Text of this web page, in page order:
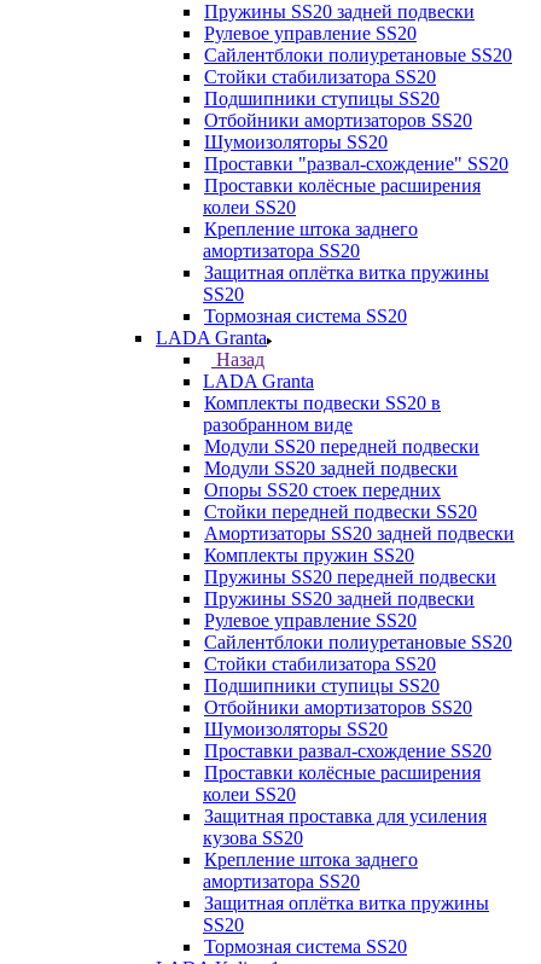
Пружины SS20 задней подвески
Рулевое управление SS20
Сайлентблоки полиуретановые SS20
Стойки стабилизатора SS20
Подшипники ступицы SS20
Отбойники амортизаторов SS20
Шумоизоляторы SS20
Проставки "развал-схождение" SS20
Проставки колёсные расширения
колеи SS20
Крепление штока заднего
амортизатора SS20
Защитная оплётка витка пружины
SS20
Тормозная система SS20
LADA Granta
Назад
LADA Granta
Комплекты подвески SS20 в
разобранном виде
Модули SS20 передней подвески
Модули SS20 задней подвески
Опоры SS20 стоек передних
Стойки передней подвески SS20
Амортизаторы SS20 задней подвески
Комплекты пружин SS20
Пружины SS20 передней подвески
Пружины SS20 задней подвески
Рулевое управление SS20
Сайлентблоки полиуретановые SS20
Стойки стабилизатора SS20
Подшипники ступицы SS20
Отбойники амортизаторов SS20
Шумоизоляторы SS20
Проставки развал-схождение SS20
Проставки колёсные расширения
колеи SS20
Защитная проставка для усиления
кузова SS20
Крепление штока заднего
амортизатора SS20
Защитная оплётка витка пружины
SS20
Тормозная система SS20